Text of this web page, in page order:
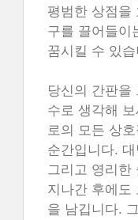
평범한 상점을
구를 끌어들이
꿈시킬 수 있
당신의 간판을
수로 생각해
로의 모든 상
순간입니다.
그리고 영리한
지나간 후에도
을 남깁니다.